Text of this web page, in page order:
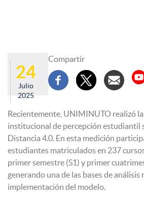
24
Julio
2025
Compartir
Recientemente, UNIMINUTO realizó
institucional de percepción estudiantil
Distancia 4.0. En esta medición
estudiantes matriculados en 237
primer semestre (S1) y primer
generando una de las bases de análisis
implementación del modelo.